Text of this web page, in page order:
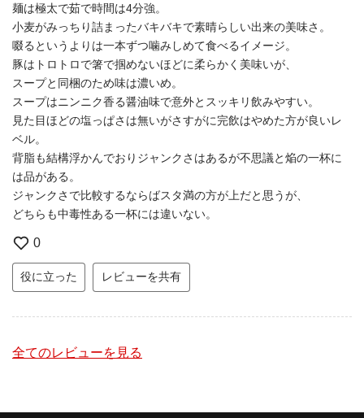
麺は極太で茹で時間は4分強。
小麦がみっちり詰まったバキバキで素晴らしい出来の美味さ。
啜るというよりは一本ずつ噛みしめて食べるイメージ。
豚はトロトロで箸で掴めないほどに柔らかく美味いが、
スープと同梱のため味は濃いめ。
スープはニンニク香る醤油味で意外とスッキリ飲みやすい。
見た目ほどの塩っぱさは無いがさすがに完飲はやめた方が良いレ
ベル。
背脂も結構浮かんでおりジャンクさはあるが不思議と焔の一杯に
は品がある。
ジャンクさで比較するならばスタ満の方が上だと思うが、
どちらも中毒性ある一杯には違いない。
0
役に立った レビューを共有
全てのレビューを見る